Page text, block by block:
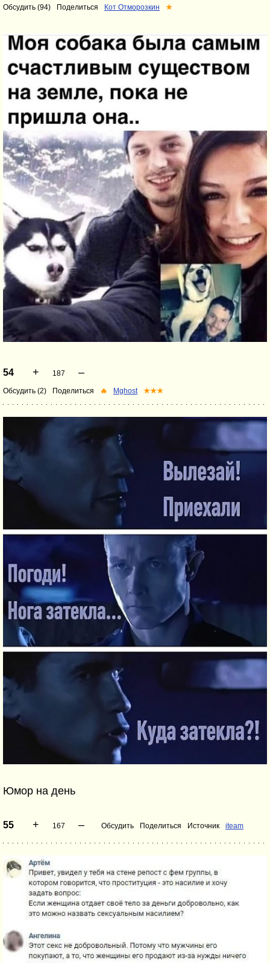
Обсудить (94) Поделиться Кот Отморозкин ★
54 + 187 –
Обсудить (2) Поделиться 🔥 Mghost ★★★
Юмор на день
55 + 167 – Обсудить Поделиться Источник iteam